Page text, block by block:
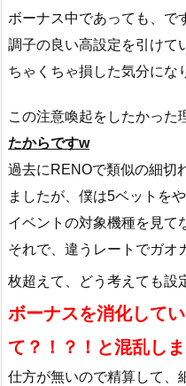
ボーナス中であっても、で
調子の良い高設定を引けて
ちゃくちゃ損した気分にな
この注意喚起をしたかった
たからですw
過去にRENOで類似の細切
ましたが、僕は5ベットを
イベントの対象機種を見て
それで、違うレートでガオ
枚超えて、どう考えても設
ボーナスを消化して
て？！？！と混乱しま
仕方が無いので精算して、